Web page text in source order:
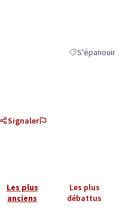
Filtrer les
S'épanouir
Signaler
Les plus
anciens
Les plus
débattus